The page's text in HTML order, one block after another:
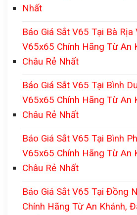
Nhất
Báo Giá Sắt V65 Tại Bà
V65x65 Chính Hãng Từ An
Châu Rẻ Nhất
Báo Giá Sắt V65 Tại Bình
V65x65 Chính Hãng Từ An
Châu Rẻ Nhất
Báo Giá Sắt V65 Tại Bình
V65x65 Chính Hãng Từ An
Châu Rẻ Nhất
Báo Giá Sắt V65 Tại Đồng
Chính Hãng Từ An Khánh,